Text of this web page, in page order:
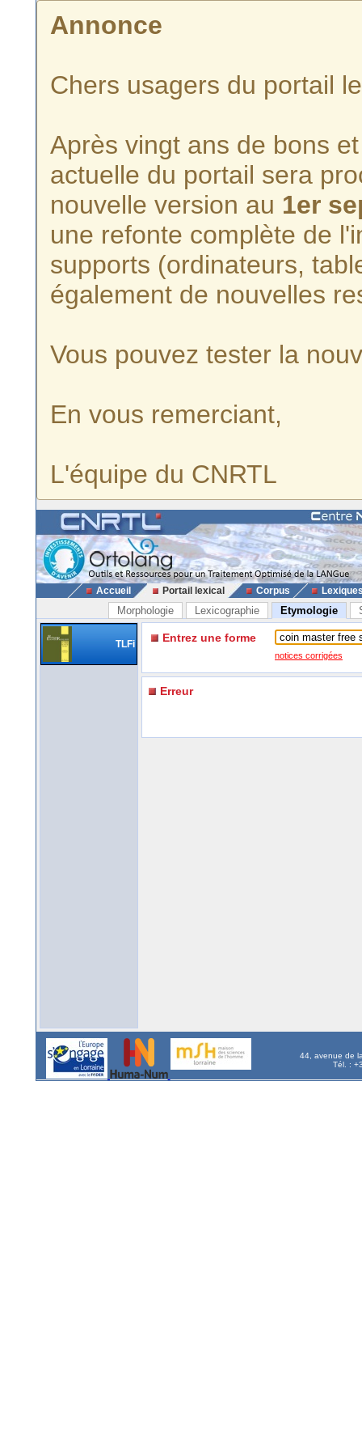
Annonce
Chers usagers du portail
Après vingt ans de bons
actuelle du portail sera
nouvelle version au 1er
une refonte complète de
supports (ordinateurs,
également de nouvelles
Vous pouvez tester la
En vous remerciant,
L'équipe du CNRTL
Accueil Portail lexical Corpus
Morphologie Lexicographie Etymologie
TLFi Entrez une forme
notices corrigées
Erreur
44, avenue de
Tél. :